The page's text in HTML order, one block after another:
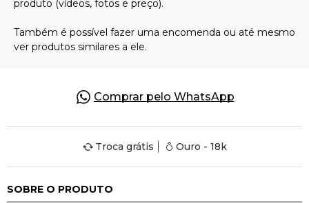
Comprar pelo WhatsApp
Troca grátis Ouro - 18k
SOBRE O PRODUTO